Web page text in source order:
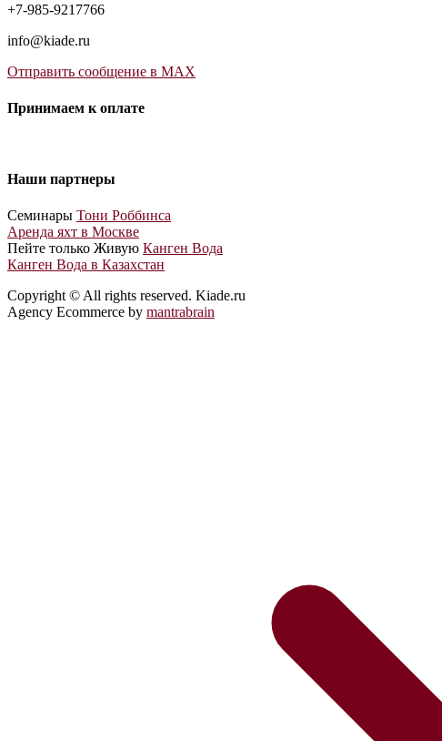
+7-985-9217766
info@kiade.ru
Отправить сообщение в MAX
Принимаем к оплате
Наши партнеры
Cеминары Тони Роббинса
Аренда яхт в Москве
Пейте только Живую Канген Вода
Канген Вода в Казахстан
Copyright © All rights reserved. Kiade.ru
Agency Ecommerce by mantrabrain